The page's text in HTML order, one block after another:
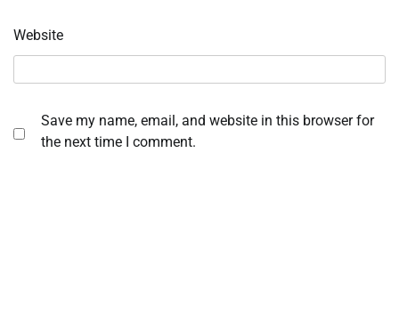
Website
Save my name, email, and website in this browser for
the next time I comment.